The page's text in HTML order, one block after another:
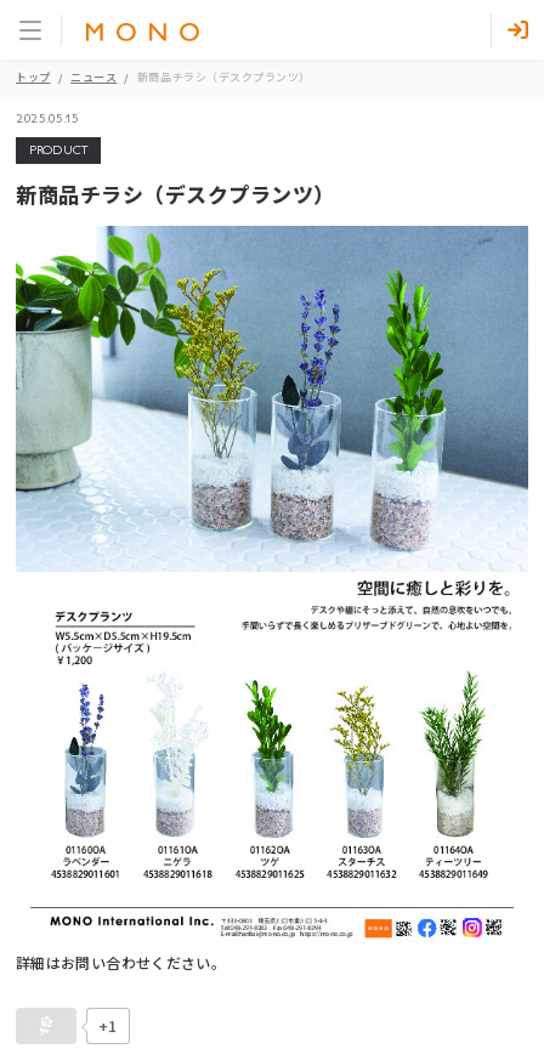
トップ ニュース 新商品チラシ（デスクプランツ）
2025.05.15
PRODUCT
新商品チラシ（デスクプランツ）
詳細はお問い合わせください。
+1